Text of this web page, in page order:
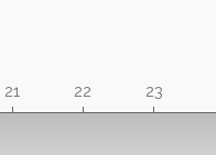
21 22 23